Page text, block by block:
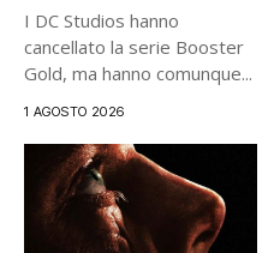
I DC Studios hanno
cancellato la serie Booster
Gold, ma hanno comunque...
1 AGOSTO 2026